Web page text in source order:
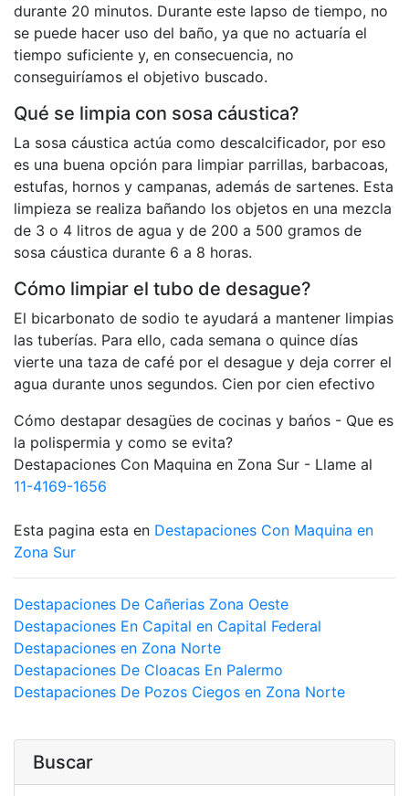
durante 20 minutos. Durante este lapso de tiempo, no
se puede hacer uso del baño, ya que no actuaría el
tiempo suficiente y, en consecuencia, no
conseguiríamos el objetivo buscado.
Qué se limpia con sosa cáustica?
La sosa cáustica actúa como descalcificador, por eso
es una buena opción para limpiar parrillas, barbacoas,
estufas, hornos y campanas, además de sartenes. Esta
limpieza se realiza bañando los objetos en una mezcla
de 3 o 4 litros de agua y de 200 a 500 gramos de
sosa cáustica durante 6 a 8 horas.
Cómo limpiar el tubo de desague?
El bicarbonato de sodio te ayudará a mantener limpias
las tuberías. Para ello, cada semana o quince días
vierte una taza de café por el desague y deja correr el
agua durante unos segundos. Cien por cien efectivo
Cómo destapar desagües de cocinas y bańos - Que es
la polispermia y como se evita?
Destapaciones Con Maquina en Zona Sur - Llame al
11-4169-1656
Esta pagina esta en Destapaciones Con Maquina en
Zona Sur
Destapaciones De Cañerias Zona Oeste
Destapaciones En Capital en Capital Federal
Destapaciones en Zona Norte
Destapaciones De Cloacas En Palermo
Destapaciones De Pozos Ciegos en Zona Norte
Buscar